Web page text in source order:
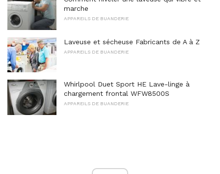
marche
APPAREILS DE BUANDERIE
Laveuse et sécheuse Fabricants de A à Z
APPAREILS DE BUANDERIE
Whirlpool Duet Sport HE Lave-linge à
chargement frontal WFW8500S
APPAREILS DE BUANDERIE